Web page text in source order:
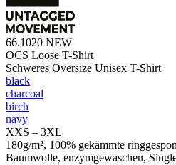
66.1020 NEW
OCS Loose T-Shirt
Schweres Oversize Unisex T-Shirt
black
charcoal
birch
navy
XXS – 3XL
180g/m², 100% gekämmte
Baumwolle, enzymgewaschen,